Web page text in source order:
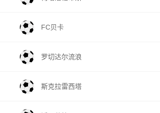
FC贝卡
罗切达尔流浪
斯克拉雷西塔